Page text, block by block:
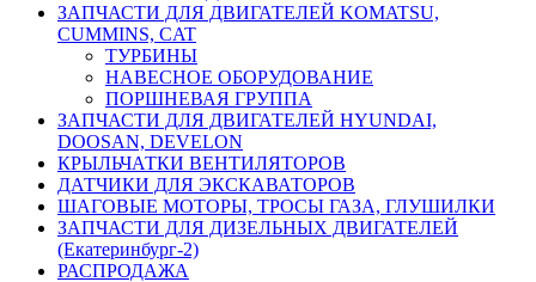
ЗАПЧАСТИ ДЛЯ ДВИГАТЕЛЕЙ KOMATSU,
CUMMINS, CAT
ТУРБИНЫ
НАВЕСНОЕ ОБОРУДОВАНИЕ
ПОРШНЕВАЯ ГРУППА
ЗАПЧАСТИ ДЛЯ ДВИГАТЕЛЕЙ HYUNDAI,
DOOSAN, DEVELON
КРЫЛЬЧАТКИ ВЕНТИЛЯТОРОВ
ДАТЧИКИ ДЛЯ ЭКСКАВАТОРОВ
ШАГОВЫЕ МОТОРЫ, ТРОСЫ ГАЗА, ГЛУШИЛКИ
ЗАПЧАСТИ ДЛЯ ДИЗЕЛЬНЫХ ДВИГАТЕЛЕЙ
(Екатеринбург-2)
РАСПРОДАЖА